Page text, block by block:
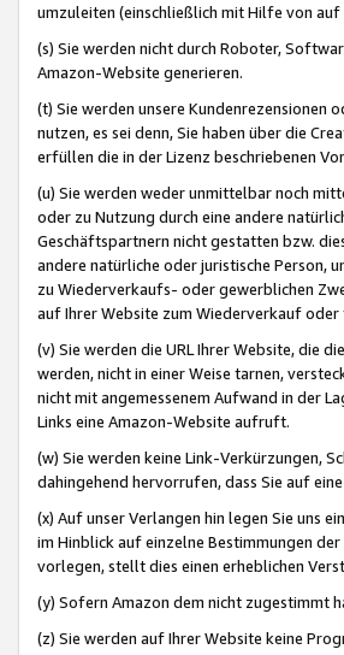
umzuleiten (einschließlich mit Hilfe von
(s) Sie werden nicht durch Roboter,
Amazon-Website generieren.
(t) Sie werden unsere Kundenrezensionen
nutzen, es sei denn, Sie haben über die
erfüllen die in der Lizenz beschriebenen
(u) Sie werden weder unmittelbar noch
oder zu Nutzung durch eine andere
Geschäftspartnern nicht gestatten bzw.
andere natürliche oder juristische Person,
zu Wiederverkaufs- oder gewerblichen
auf Ihrer Website zum Wiederverkauf
(v) Sie werden die URL Ihrer Website, die
werden, nicht in einer Weise tarnen,
nicht mit angemessenem Aufwand in der
Links eine Amazon-Website aufruft.
(w) Sie werden keine Link-Verkürzungen,
dahingehend hervorrufen, dass Sie auf
(x) Auf unser Verlangen hin legen Sie uns
im Hinblick auf einzelne Bestimmungen
vorlegen, stellt dies einen erheblichen
(y) Sofern Amazon dem nicht zugestimmt
(z) Sie werden auf Ihrer Website keine